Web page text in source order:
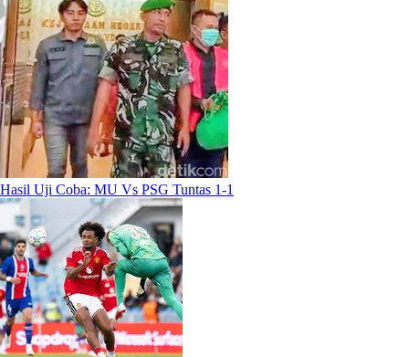
Hasil Uji Coba: MU Vs PSG Tuntas 1-1